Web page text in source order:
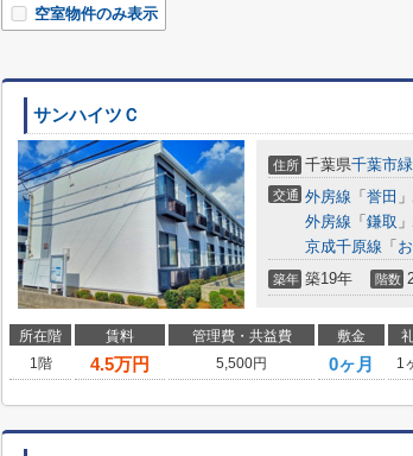
空室物件のみ表示
サンハイツＣ
住所 千葉県千葉市
交通 外房線 「 誉田
外房線 「 鎌取
京成千原線 「
築年 築19年 階数
所在階 賃料 管理費・共益費 敷金
1階
4.5万円 5,500円 0ヶ月 1